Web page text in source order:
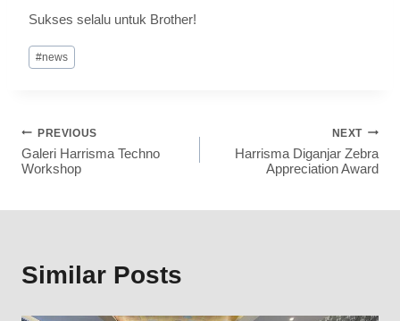
Sukses selalu untuk Brother!
#news
PREVIOUS
Galeri Harrisma Techno
Workshop
NEXT
Harrisma Diganjar Zebra
Appreciation Award
Similar Posts